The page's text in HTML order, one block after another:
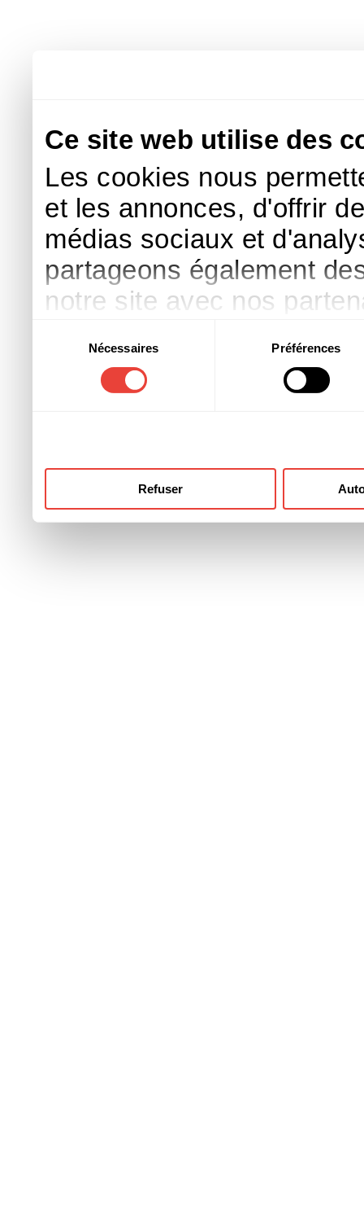
Ce site web utilise des
Les cookies nous
et les annonces, d'offrir
médias sociaux et
partageons également
notre site avec nos
d'autres informations
ont collectées lors de
consentement
Nécessaires Préférences
Refuser